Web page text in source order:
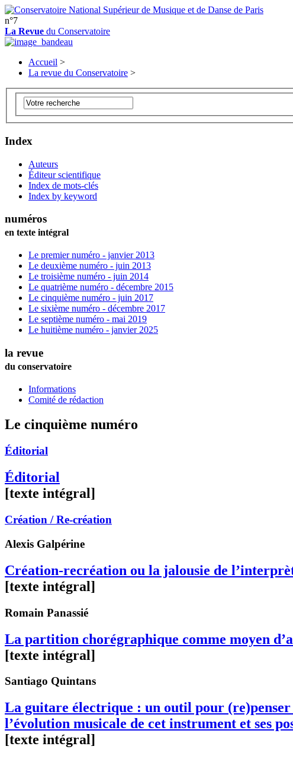
n°7
La Revue du Conservatoire
Accueil >
La revue du Conservatoire >
Index
Auteurs
Éditeur scientifique
Index de mots-clés
Index by keyword
numéros
en texte intégral
Le premier numéro - janvier 2013
Le deuxième numéro - juin 2013
Le troisième numéro - juin 2014
Le quatrième numéro - décembre 2015
Le cinquième numéro - juin 2017
Le sixième numéro - décembre 2017
Le septième numéro - mai 2019
Le huitième numéro - janvier 2025
la revue
du conservatoire
Informations
Comité de rédaction
Le cinquième numéro
Éditorial
Éditorial
[texte intégral]
Création / Re-création
Alexis Galpérine
Création-recréation ou la jalousie de
[texte intégral]
Romain Panassié
La partition chorégraphique comme moyen
[texte intégral]
Santiago Quintans
La guitare électrique : un outil pour
l’évolution musicale de cet instrument et ses
[texte intégral]